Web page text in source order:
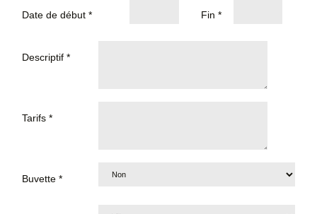
Date de début * Fin *
Descriptif *
Tarifs *
Buvette *